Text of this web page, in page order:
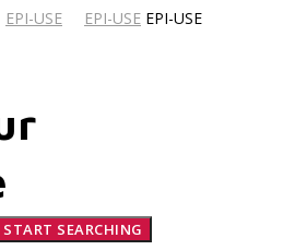
EPI-USE